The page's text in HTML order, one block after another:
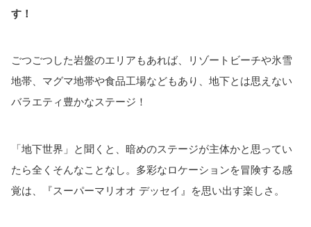
す！
ごつごつした岩盤のエリアもあれば、リゾートビーチや氷雪
地帯、マグマ地帯や食品工場などもあり、地下とは思えない
バラエティ豊かなステージ！
「地下世界」と聞くと、暗めのステージが主体かと思ってい
たら全くそんなことなし。多彩なロケーションを冒険する感
覚は、『スーパーマリオオ デッセイ』を思い出す楽しさ。